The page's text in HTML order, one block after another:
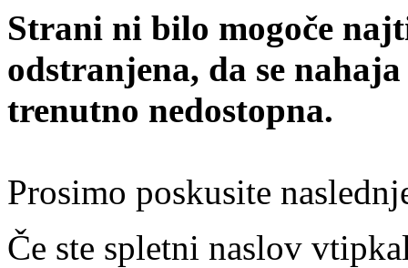
Strani ni bilo mogoče
odstranjena, da se
trenutno nedostopna.
Prosimo poskusite
Če ste spletni naslov